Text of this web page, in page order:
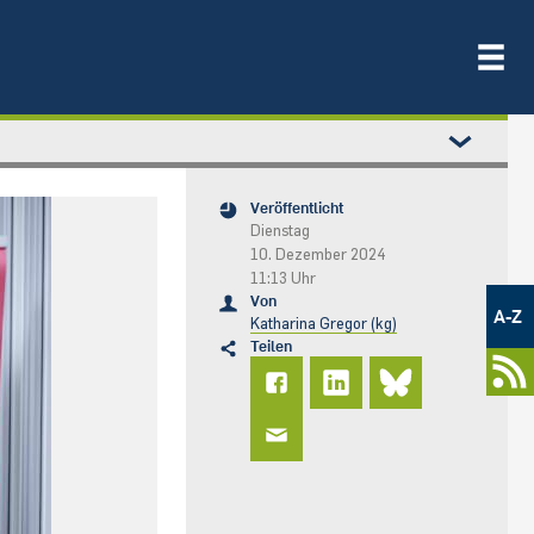
Metamenü
A-Z
Veröffentlicht
Dienstag
10. Dezember 2024
11:13 Uhr
Von
Katharina Gregor (kg)
Teilen